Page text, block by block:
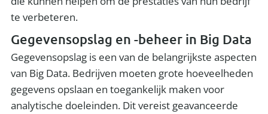
te verbeteren.
Gegevensopslag en -beheer in Big Data
Gegevensopslag is een van de belangrijkste aspecten
van Big Data. Bedrijven moeten grote hoeveelheden
gegevens opslaan en toegankelijk maken voor
analytische doeleinden. Dit vereist geavanceerde